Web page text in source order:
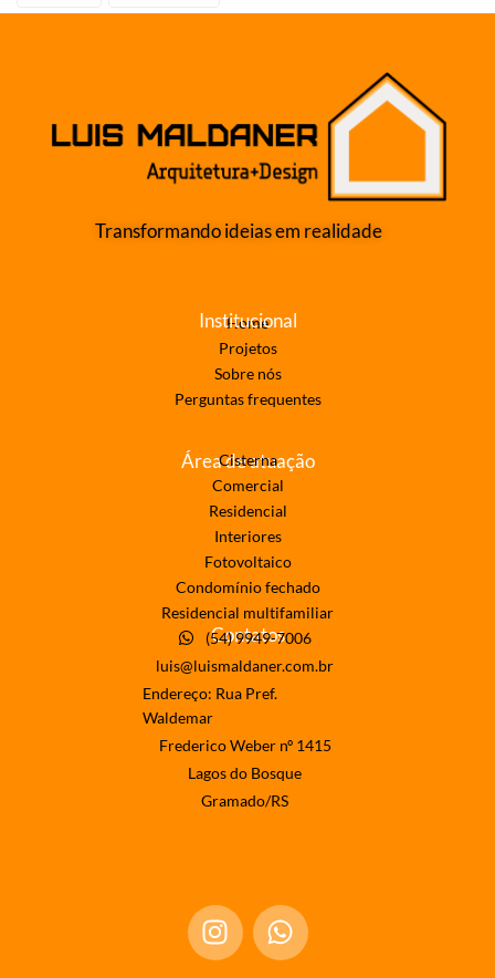
Transformando ideias em realidade
Home
Projetos
Sobre nós
Perguntas frequentes
Institucional
Área de atuação
Cisterna
Comercial
Residencial
Interiores
Fotovoltaico
Condomínio fechado
Residencial multifamiliar
Contatos
(54) 9949-7006
luis@luismaldaner.com.br
Endereço: Rua Pref.
Waldemar
Frederico Weber nº 1415
Lagos do Bosque
Gramado/RS